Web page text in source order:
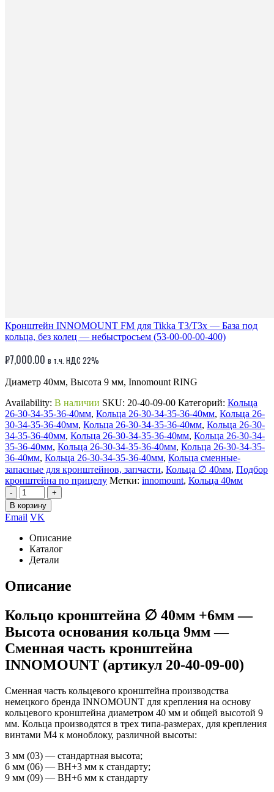
Кронштейн INNOMOUNT FM для Tikka T3/T3x — База под
кольца, без колец — небыстросъем (53-00-00-00-400)
₽7,000.00 в т.ч. НДС 22%
Диаметр 40мм, Высота 9 мм, Innomount RING
Availability: В наличии SKU: 20-40-09-00 Категорий: Кольца
26-30-34-35-36-40мм, Кольца 26-30-34-35-36-40мм, Кольца 26-
30-34-35-36-40мм, Кольца 26-30-34-35-36-40мм, Кольца 26-30-
34-35-36-40мм, Кольца 26-30-34-35-36-40мм, Кольца 26-30-34-
35-36-40мм, Кольца 26-30-34-35-36-40мм, Кольца 26-30-34-35-
36-40мм, Кольца 26-30-34-35-36-40мм, Кольца сменные-
запасные для кронштейнов, запчасти, Кольца ∅ 40мм, Подбор
кронштейна по прицелу Метки: innomount, Кольца 40мм
-
+
В корзину
Email VK
Описание
Каталог
Детали
Описание
Кольцо кронштейна ∅ 40мм +6мм —
Высота основания кольца 9мм —
Сменная часть кронштейна
INNOMOUNT (артикул 20-40-09-00)
Сменная часть кольцевого кронштейна производства
немецкого бренда INNOMOUNT для крепления на основу
кольцевого кронштейна диаметром 40 мм и общей высотой 9
мм. Кольца производятся в трех типа-размерах, для крепления
винтами М4 к моноблоку, различной высоты:
3 мм (03) — стандартная высота;
6 мм (06) — BH+3 мм к стандарту;
9 мм (09) — BH+6 мм к стандарту